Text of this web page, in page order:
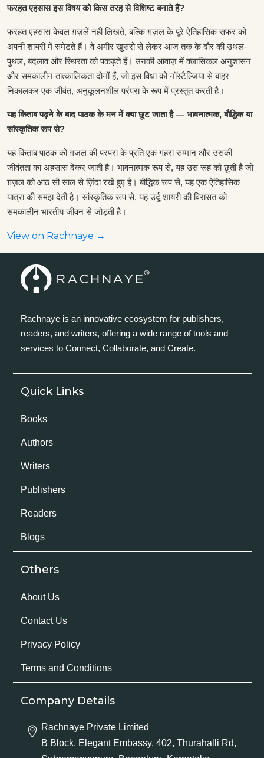
फरहत एहसास इस विषय को किस तरह से विशिष्ट बनाते हैं?
फरहत एहसास केवल ग़ज़लें नहीं लिखते, बल्कि ग़ज़ल के पूरे ऐतिहासिक सफर को
अपनी शायरी में समेटते हैं। वे अमीर खुसरो से लेकर आज तक के दौर की उथल-
पुथल, बदलाव और स्थिरता को पकड़ते हैं। उनकी आवाज़ में क्लासिकल अनुशासन
और समकालीन तात्कालिकता दोनों हैं, जो इस विधा को नॉस्टैल्जिया से बाहर
निकालकर एक जीवंत, अनुकूलनशील परंपरा के रूप में प्रस्तुत करती है।
यह किताब पढ़ने के बाद पाठक के मन में क्या छूट जाता है — भावनात्मक, बौद्धिक या
सांस्कृतिक रूप से?
यह किताब पाठक को ग़ज़ल की परंपरा के प्रति एक गहरा सम्मान और उसकी
जीवंतता का अहसास देकर जाती है। भावनात्मक रूप से, यह उस रूह को छूती है जो
ग़ज़ल को आठ सौ साल से ज़िंदा रखे हुए है। बौद्धिक रूप से, यह एक ऐतिहासिक
यात्रा की समझ देती है। सांस्कृतिक रूप से, यह उर्दू शायरी की विरासत को
समकालीन भारतीय जीवन से जोड़ती है।
View on Rachnaye →
Rachnaye is an innovative ecosystem for publishers,
readers, and writers, offering a wide range of tools and
services to Connect, Collaborate, and Create.
Quick Links
Books
Authors
Writers
Publishers
Readers
Blogs
Others
About Us
Contact Us
Privacy Policy
Terms and Conditions
Company Details
Rachnaye Private Limited
B Block, Elegant Embassy, 402, Thurahalli Rd,